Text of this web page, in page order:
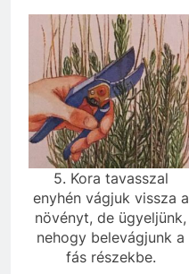
5. Kora tavasszal
enyhén vágjuk vissza a
növényt, de ügyeljünk,
nehogy belevágjunk a
fás részekbe.